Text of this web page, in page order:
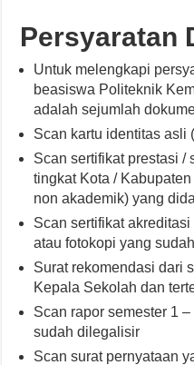
Persyaratan
Untuk melengkapi
beasiswa Politeknik
adalah sejumlah
Scan kartu identitas asli
Scan sertifikat prestasi /
tingkat Kota /
non akademik) yang
Scan sertifikat
atau fotokopi yang
Surat rekomendasi dari
Kepala Sekolah dan
Scan rapor semester 1
sudah dilegalisir
Scan surat pernyataan